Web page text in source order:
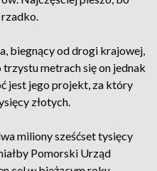
biegnący od drogi krajowej,
metrach się on jednak
jest jego projekt, za który
złotych.
miliony sześćset tysięcy
Pomorski Urząd